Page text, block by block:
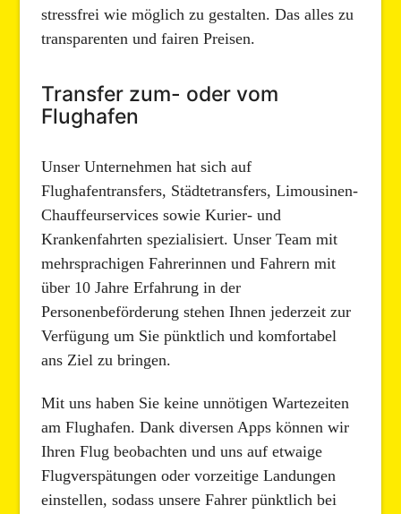
stressfrei wie möglich zu gestalten. Das alles zu
transparenten und fairen Preisen.
Transfer zum- oder vom
Flughafen
Unser Unternehmen hat sich auf
Flughafentransfers, Städtetransfers, Limousinen-
Chauffeurservices sowie Kurier- und
Krankenfahrten spezialisiert. Unser Team mit
mehrsprachigen Fahrerinnen und Fahrern mit
über 10 Jahre Erfahrung in der
Personenbeförderung stehen Ihnen jederzeit zur
Verfügung um Sie pünktlich und komfortabel
ans Ziel zu bringen.
Mit uns haben Sie keine unnötigen Wartezeiten
am Flughafen. Dank diversen Apps können wir
Ihren Flug beobachten und uns auf etwaige
Flugverspätungen oder vorzeitige Landungen
einstellen, sodass unsere Fahrer pünktlich bei